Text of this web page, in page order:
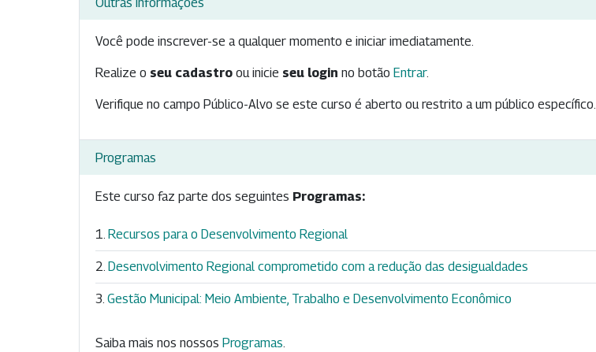
Você pode inscrever-se a qualquer momento e iniciar imediatamente.
Realize o seu cadastro ou inicie seu login no botão Entrar.
Verifique no campo Público-Alvo se este curso é aberto ou restrito a um público específico.
Programas
Este curso faz parte dos seguintes Programas:
Recursos para o Desenvolvimento Regional
Desenvolvimento Regional comprometido com a redução das desigualdades
Gestão Municipal: Meio Ambiente, Trabalho e Desenvolvimento Econômico
Saiba mais nos nossos Programas.